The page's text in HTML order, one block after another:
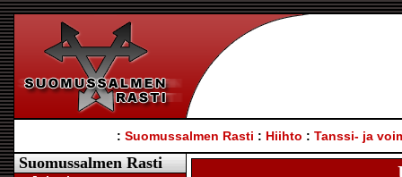
: Suomussalmen Rasti : Hiihto : Tanssi- ja
Suomussalmen Rasti